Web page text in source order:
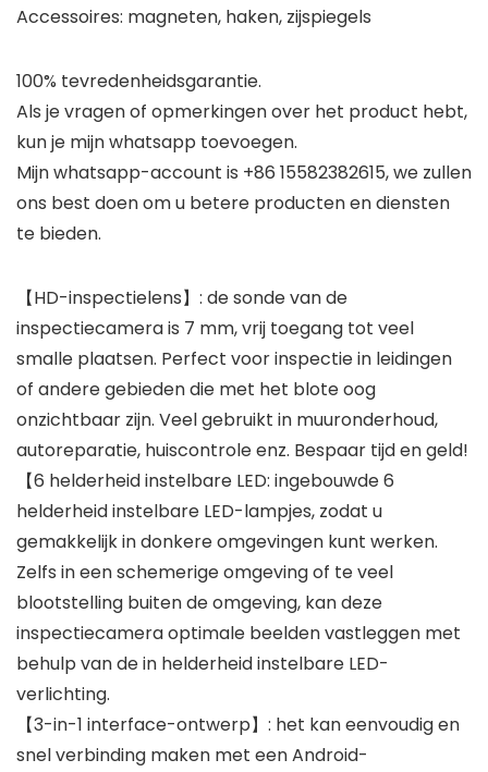
Accessoires: magneten, haken, zijspiegels
100% tevredenheidsgarantie.
Als je vragen of opmerkingen over het product hebt,
kun je mijn whatsapp toevoegen.
Mijn whatsapp-account is +86 15582382615, we zullen
ons best doen om u betere producten en diensten
te bieden.
【HD-inspectielens】: de sonde van de
inspectiecamera is 7 mm, vrij toegang tot veel
smalle plaatsen. Perfect voor inspectie in leidingen
of andere gebieden die met het blote oog
onzichtbaar zijn. Veel gebruikt in muuronderhoud,
autoreparatie, huiscontrole enz. Bespaar tijd en geld!
【6 helderheid instelbare LED: ingebouwde 6
helderheid instelbare LED-lampjes, zodat u
gemakkelijk in donkere omgevingen kunt werken.
Zelfs in een schemerige omgeving of te veel
blootstelling buiten de omgeving, kan deze
inspectiecamera optimale beelden vastleggen met
behulp van de in helderheid instelbare LED-
verlichting.
【3-in-1 interface-ontwerp】: het kan eenvoudig en
snel verbinding maken met een Android-